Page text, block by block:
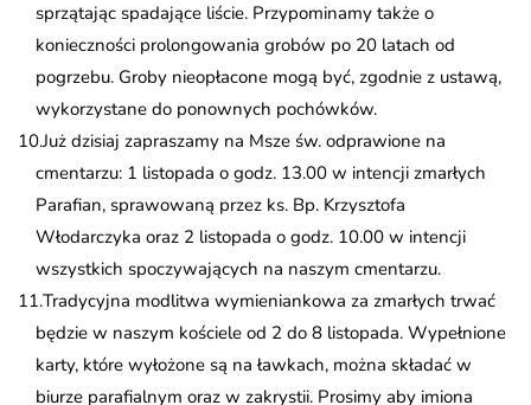
sprzątając spadające liście. Przypominamy także o
konieczności prolongowania grobów po 20 latach od
pogrzebu. Groby nieopłacone mogą być, zgodnie z ustawą,
wykorzystane do ponownych pochówków.
Już dzisiaj zapraszamy na Msze św. odprawione na
cmentarzu: 1 listopada o godz. 13.00 w intencji zmarłych
Parafian, sprawowaną przez ks. Bp. Krzysztofa
Włodarczyka oraz 2 listopada o godz. 10.00 w intencji
wszystkich spoczywających na naszym cmentarzu.
Tradycyjna modlitwa wymieniankowa za zmarłych trwać
będzie w naszym kościele od 2 do 8 listopada. Wypełnione
karty, które wyłożone są na ławkach, można składać w
biurze parafialnym oraz w zakrystii. Prosimy aby imiona